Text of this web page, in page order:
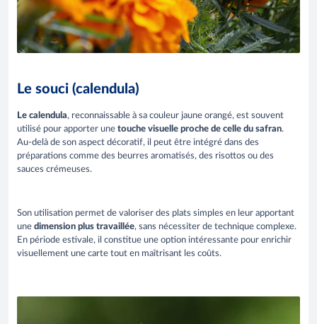
Le souci (calendula)
Le calendula, reconnaissable à sa couleur jaune orangé, est souvent
utilisé pour apporter une touche visuelle proche de celle du safran.
Au-delà de son aspect décoratif, il peut être intégré dans des
préparations comme des beurres aromatisés, des risottos ou des
sauces crémeuses.
Son utilisation permet de valoriser des plats simples en leur apportant
une dimension plus travaillée, sans nécessiter de technique complexe.
En période estivale, il constitue une option intéressante pour enrichir
visuellement une carte tout en maîtrisant les coûts.